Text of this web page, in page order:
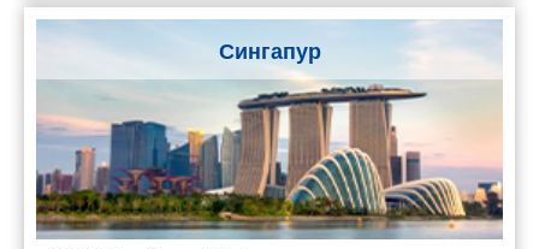
Сингапур